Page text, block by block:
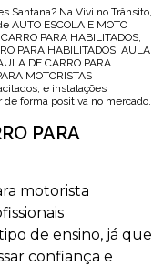
Santana? Na Vivi no Trânsito,
AUTO ESCOLA E MOTO
PARA HABILITADOS,
PARA HABILITADOS, AULA
DE CARRO PARA
MOTORISTAS
e instalações
forma positiva no mercado.
PARA
motorista
de ensino, já que
confiança e